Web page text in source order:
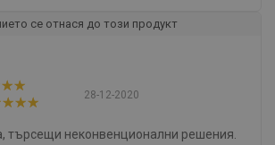
се отнася до този продукт
28-12-2020
търсещи неконвенционални решения.